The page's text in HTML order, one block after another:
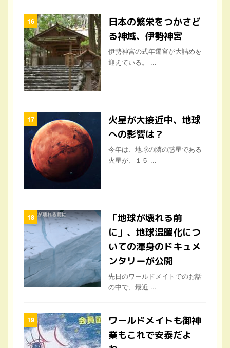
日本の繁栄をつかさど
る神域、伊勢神宮
伊勢神宮の式年遷宮が大詰めを
迎えている。 ...
火星が大接近中、地球
への影響は？
今年は、地球の隣の惑星である
火星が、１５ ...
「地球が壊れる前
に」、地球温暖化につ
いての渾身のドキュメ
ンタリーが公開
先日のワールドメイトでのお話
の中で、最近 ...
ワールドメイトも御神
業もこれで安泰だよ